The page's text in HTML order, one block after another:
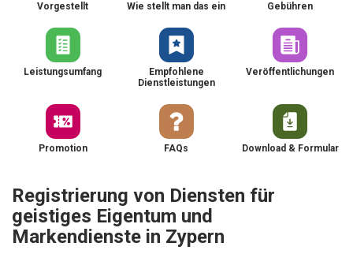
Vorgestellt Wie stellt man das ein Gebühren
Leistungsumfang
Empfohlene
Dienstleistungen
Veröffentlichungen
Promotion FAQs Download & Formular
Registrierung von Diensten für
geistiges Eigentum und
Markendienste in Zypern